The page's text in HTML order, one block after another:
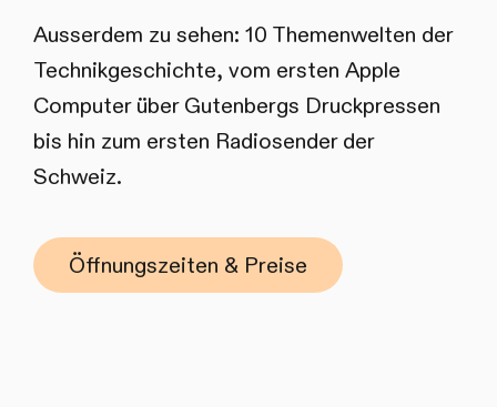
Ausserdem zu sehen: 10 Themenwelten der
Technikgeschichte, vom ersten Apple
Computer über Gutenbergs Druckpressen
bis hin zum ersten Radiosender der
Schweiz.
Öffnungszeiten & Preise